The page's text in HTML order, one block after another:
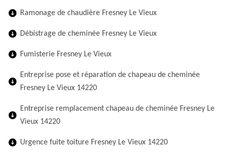
Ramonage de chaudière Fresney Le Vieux
Débistrage de cheminée Fresney Le Vieux
Fumisterie Fresney Le Vieux
Entreprise pose et réparation de chapeau de cheminée
Fresney Le Vieux 14220
Entreprise remplacement chapeau de cheminée Fresney Le
Vieux 14220
Urgence fuite toiture Fresney Le Vieux 14220